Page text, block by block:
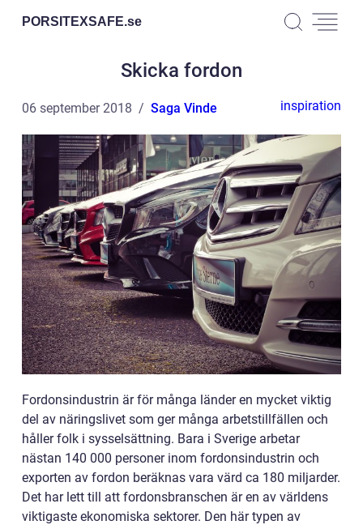
PORSITEXSAFE.se
Skicka fordon
06 september 2018 Saga Vinde inspiration
Fordonsindustrin är för många länder en mycket viktig
del av näringslivet som ger många arbetstillfällen och
håller folk i sysselsättning. Bara i Sverige arbetar
nästan 140 000 personer inom fordonsindustrin och
exporten av fordon beräknas vara värd ca 180 miljarder.
Det har lett till att fordonsbranschen är en av världens
viktigaste ekonomiska sektorer. Den här typen av